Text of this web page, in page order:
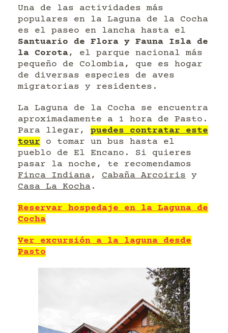
Una de las actividades más
populares en la Laguna de la Cocha
es el paseo en lancha hasta el
Santuario de Flora y Fauna Isla de
la Corota, el parque nacional más
pequeño de Colombia, que es hogar
de diversas especies de aves
migratorias y residentes.
La Laguna de la Cocha se encuentra
aproximadamente a 1 hora de Pasto.
Para llegar, puedes contratar este
tour o tomar un bus hasta el
pueblo de El Encano. Si quieres
pasar la noche, te recomendamos
Finca Indiana, Cabaña Arcoiris y
Casa La Kocha .
Reservar hospedaje en la Laguna de
Cocha
Ver excursión a la laguna desde
Pasto